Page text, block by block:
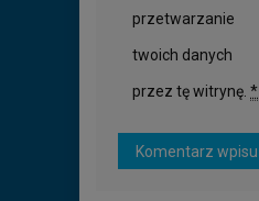
przetwarzanie
twoich danych
przez tę witrynę. *